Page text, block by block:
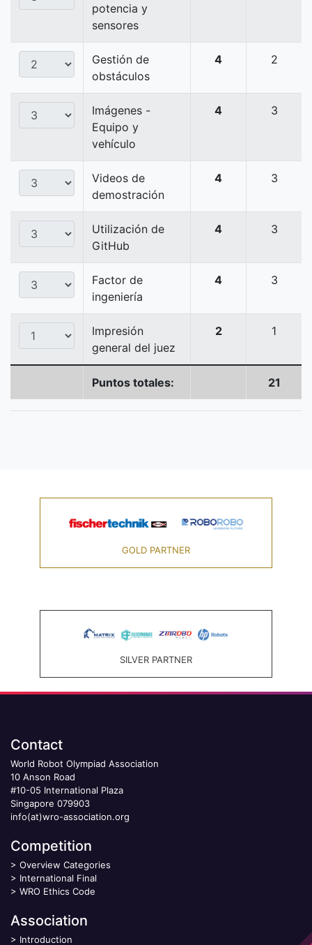
potencia y
sensores
Gestión de
obstáculos
4 2
Imágenes -
Equipo y
vehículo
4 3
Videos de
demostración
4 3
Utilización de
GitHub
4 3
Factor de
ingeniería
4 3
Impresión
general del juez
2 1
Puntos totales: 21
GOLD PARTNER
SILVER PARTNER
Contact
World Robot Olympiad Association
10 Anson Road
#10-05 International Plaza
Singapore 079903
info(at)wro-association.org
Competition
> Overview Categories
> International Final
> WRO Ethics Code
Association
> Introduction